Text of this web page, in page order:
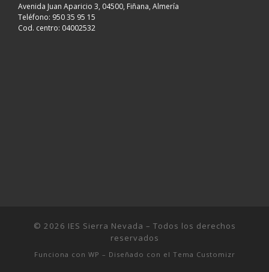
Avenida Juan Aparicio 3, 04500, Fiñana, Almería
Teléfono: 950 35 95 15
Cod. centro: 04002532
© 2026 IES Sierra Nevada – Todos los derechos
reservados
Funciona con WP – Diseñado con el Tema Customizr